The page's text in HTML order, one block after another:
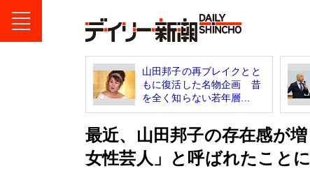
山田邦子の再ブレイクとと
もに復活した名物企画 昔
を全く知らない若年層...
最近、山田邦子の存在感が
女性芸人」と呼ばれたこと